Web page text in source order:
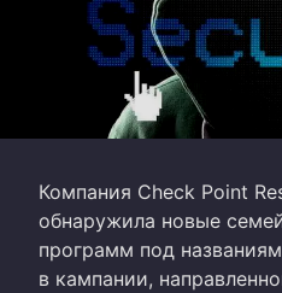
Компания Check Point
обнаружила новые
программ под
в кампании,